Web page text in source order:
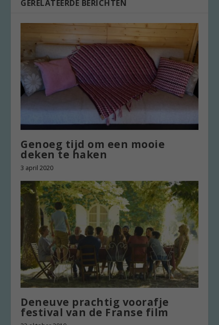
GERELATEERDE BERICHTEN
Genoeg tijd om een mooie
deken te haken
3 april 2020
Deneuve prachtig voorafje
festival van de Franse film